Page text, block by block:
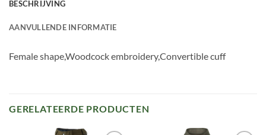
BESCHRIJVING
AANVULLENDE INFORMATIE
Female shape,Woodcock embroidery,Convertible cuff
GERELATEERDE PRODUCTEN